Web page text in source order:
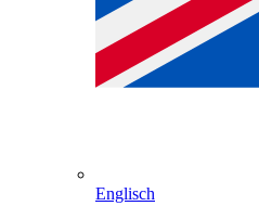
Englisch